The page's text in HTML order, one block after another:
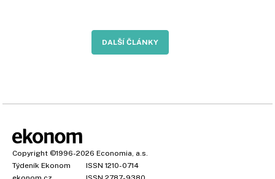
DALŠÍ ČLÁNKY
Copyright ©1996-2026 Economia, a.s.
Týdeník Ekonom
ISSN 1210-0714